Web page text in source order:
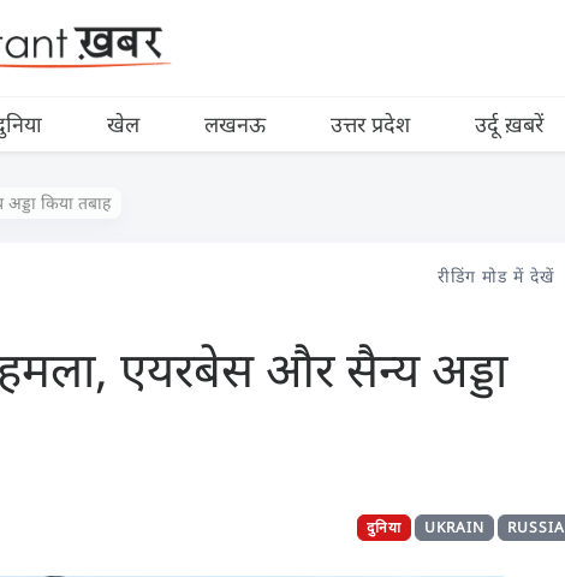
खेल लखनऊ उत्तर प्रदेश उर्दू ख़बरें
किया तबाह
रीडिंग मोड में देखें
एयरबेस और सैन्य अड्डा
RUSSIA
UKRAIN
दुनिया